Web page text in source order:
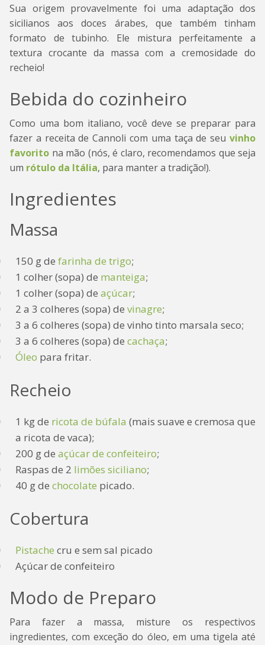
Sua origem provavelmente foi uma adaptação dos
sicilianos aos doces árabes, que também tinham
formato de tubinho. Ele mistura perfeitamente a
textura crocante da massa com a cremosidade do
recheio!
Bebida do cozinheiro
Como uma bom italiano, você deve se preparar para
fazer a receita de Cannoli com uma taça de seu vinho
favorito na mão (nós, é claro, recomendamos que seja
um rótulo da Itália, para manter a tradição!).
Ingredientes
Massa
150 g de farinha de trigo;
1 colher (sopa) de manteiga;
1 colher (sopa) de açúcar;
2 a 3 colheres (sopa) de vinagre;
3 a 6 colheres (sopa) de vinho tinto marsala seco;
3 a 6 colheres (sopa) de cachaça;
Óleo para fritar.
Recheio
1 kg de ricota de búfala (mais suave e cremosa que
a ricota de vaca);
200 g de açúcar de confeiteiro;
Raspas de 2 limões siciliano;
40 g de chocolate picado.
Cobertura
Pistache cru e sem sal picado
Açúcar de confeiteiro
Modo de Preparo
Para fazer a massa, misture os respectivos
ingredientes, com exceção do óleo, em uma tigela até